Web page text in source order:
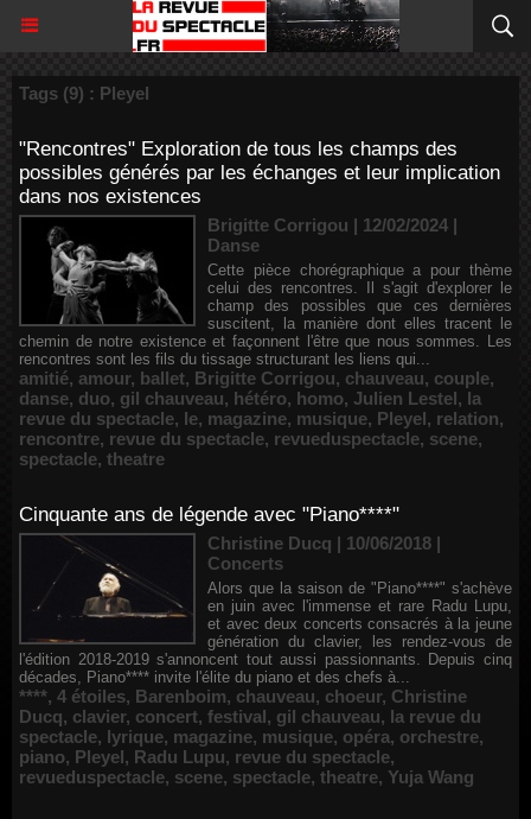
Tags (9) : Pleyel
"Rencontres" Exploration de tous les champs des
possibles générés par les échanges et leur implication
dans nos existences
Brigitte Corrigou | 12/02/2024 |
Danse
Cette pièce chorégraphique a pour thème
celui des rencontres. Il s'agit d'explorer le
champ des possibles que ces dernières
suscitent, la manière dont elles tracent le
chemin de notre existence et façonnent l'être que nous sommes. Les
rencontres sont les fils du tissage structurant les liens qui...
amitié, amour, ballet, Brigitte Corrigou, chauveau, couple,
danse, duo, gil chauveau, hétéro, homo, Julien Lestel, la
revue du spectacle, le, magazine, musique, Pleyel, relation,
rencontre, revue du spectacle, revueduspectacle, scene,
spectacle, theatre
Cinquante ans de légende avec "Piano****"
Christine Ducq | 10/06/2018 |
Concerts
Alors que la saison de "Piano****" s'achève
en juin avec l'immense et rare Radu Lupu,
et avec deux concerts consacrés à la jeune
génération du clavier, les rendez-vous de
l'édition 2018-2019 s'annoncent tout aussi passionnants. Depuis cinq
décades, Piano**** invite l'élite du piano et des chefs à...
****, 4 étoiles, Barenboim, chauveau, choeur, Christine
Ducq, clavier, concert, festival, gil chauveau, la revue du
spectacle, lyrique, magazine, musique, opéra, orchestre,
piano, Pleyel, Radu Lupu, revue du spectacle,
revueduspectacle, scene, spectacle, theatre, Yuja Wang